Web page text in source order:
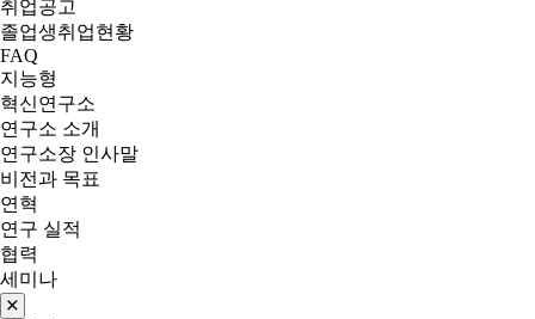
취업공고
졸업생취업현황
FAQ
지능형
혁신연구소
연구소 소개
연구소장 인사말
비전과 목표
연혁
연구 실적
협력
세미나